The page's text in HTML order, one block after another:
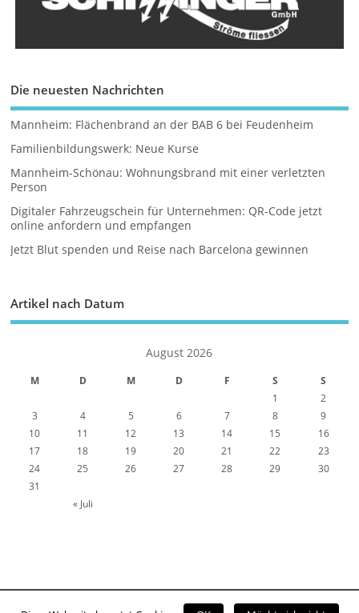
Die neuesten Nachrichten
Mannheim: Flächenbrand an der BAB 6 bei Feudenheim
Familienbildungswerk: Neue Kurse
Mannheim-Schönau: Wohnungsbrand mit einer verletzten
Person
Digitaler Fahrzeugschein für Unternehmen: QR-Code jetzt
online anfordern und empfangen
Jetzt Blut spenden und Reise nach Barcelona gewinnen
Artikel nach Datum
August 2026
M D M D F S S
« Juli
1
2
3
4 5 6 7 8
9
10
11 12 13 14 15
16
17
18 19 20 21 22
23
24
25 26 27 28 29
30
31